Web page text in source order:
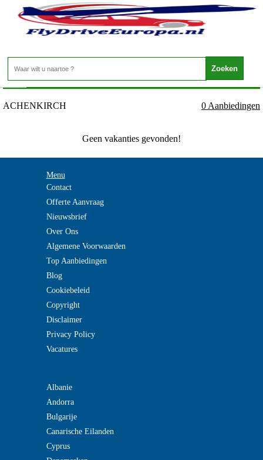
Oostenrijk - Tirol - ACHENKIRCH
Home>
ACHENKIRCH 0 Aanbiedingen
Geen vakanties gevonden!
Menu
Contact
Offerte Aanvraag
Nieuwsbrief
Over Ons
Algemene Voorwaarden
Top Aanbiedingen
Blog
Cookiebeleid
Copyright
Disclaimer
Privacy Policy
Vacatures
Albanie
Andorra
Bulgarije
Canarische Eilanden
Cyprus